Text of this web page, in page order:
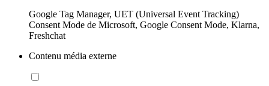
Google Tag Manager, UET (Universal Event Tracking)
Consent Mode de Microsoft, Google Consent Mode, Klarna,
Freshchat
Contenu média externe